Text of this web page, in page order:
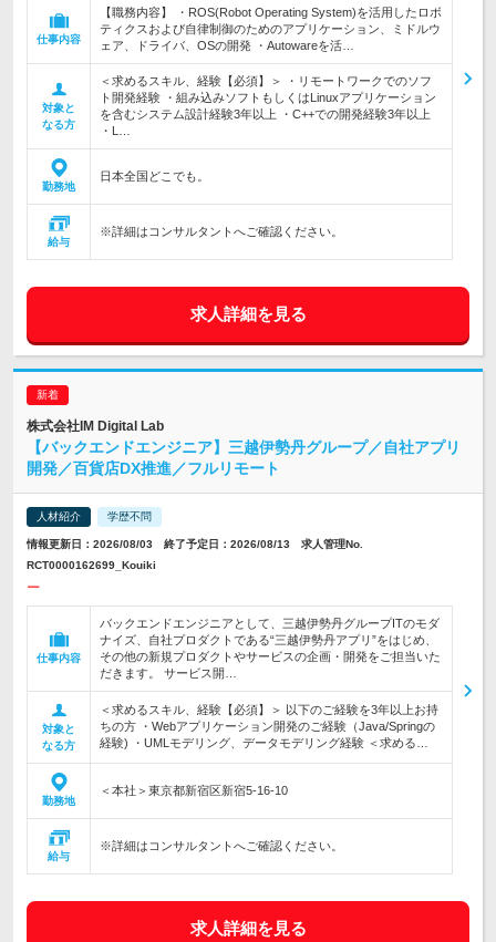
仕事内容
【職務内容】 ・ROS(Robot Operating System)を活用したロボ
ティクスおよび自律制御のためのアプリケーション、ミドルウ
ェア、ドライバ、OSの開発 ・Autowareを活…
対象と
なる方
＜求めるスキル、経験【必須】＞ ・リモートワークでのソフ
ト開発経験 ・組み込みソフトもしくはLinuxアプリケーション
を含むシステム設計経験3年以上 ・C++での開発経験3年以上
・L…
勤務地
日本全国どこでも。
給与
※詳細はコンサルタントへご確認ください。
求人詳細を見る
株式会社IM Digital Lab
【バックエンドエンジニア】三越伊勢丹グループ／自社アプリ
開発／百貨店DX推進／フルリモート
人材紹介 学歴不問
情報更新日：2026/08/03 終了予定日：2026/08/13 求人管理No.
RCT0000162699_Kouiki
ー
仕事内容
バックエンドエンジニアとして、三越伊勢丹グループITのモダ
ナイズ、自社プロダクトである“三越伊勢丹アプリ”をはじめ、
その他の新規プロダクトやサービスの企画・開発をご担当いた
だきます。 サービス開…
対象と
なる方
＜求めるスキル、経験【必須】＞ 以下のご経験を3年以上お持
ちの方 ・Webアプリケーション開発のご経験（Java/Springの
経験) ・UMLモデリング、データモデリング経験 ＜求める…
勤務地
＜本社＞東京都新宿区新宿5-16-10
給与
※詳細はコンサルタントへご確認ください。
求人詳細を見る